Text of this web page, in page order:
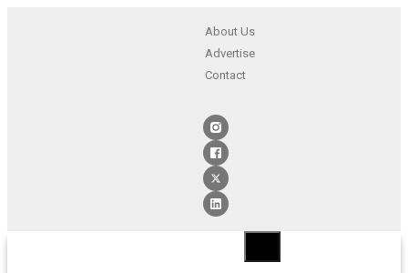
About Us
Advertise
Contact